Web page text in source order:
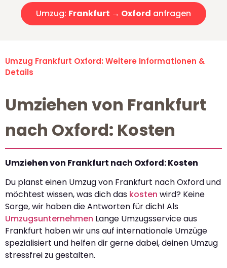
Umzug: Frankfurt → Oxford anfragen
Umzug Frankfurt Oxford: Weitere Informationen &
Details
Umziehen von Frankfurt
nach Oxford: Kosten
Umziehen von Frankfurt nach Oxford: Kosten
Du planst einen Umzug von Frankfurt nach Oxford und
möchtest wissen, was dich das kosten wird? Keine
Sorge, wir haben die Antworten für dich! Als
Umzugsunternehmen Lange Umzugsservice aus
Frankfurt haben wir uns auf internationale Umzüge
spezialisiert und helfen dir gerne dabei, deinen Umzug
stressfrei zu gestalten.